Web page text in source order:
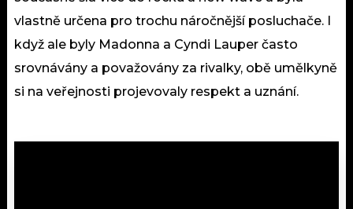
vlastně určena pro trochu náročnější posluchače. I
když ale byly Madonna a Cyndi Lauper často
srovnávány a považovány za rivalky, obě umělkyně
si na veřejnosti projevovaly respekt a uznání.